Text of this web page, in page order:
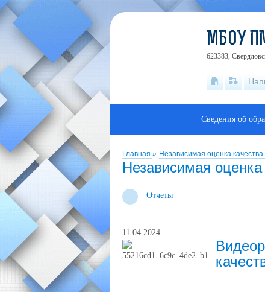
Главная » Независимая оценка
Независимая
Отчеты
11.04.2024
МБОУ
623383,
Сведения об